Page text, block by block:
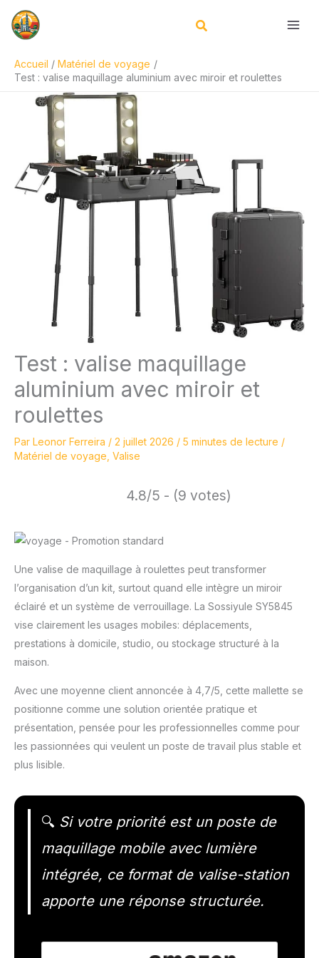
Accueil
Matériel de voyage
Test : valise maquillage aluminium avec miroir et roulettes
Test : valise maquillage
aluminium avec miroir et
roulettes
Par Leonor Ferreira / 2 juillet 2026 / 5 minutes de lecture /
Matériel de voyage Valise
4.8/5 - (9 votes)
Une valise de maquillage à roulettes peut transformer
l’organisation d’un kit, surtout quand elle intègre un miroir
éclairé et un système de verrouillage. La Sossiyule SY5845
vise clairement les usages mobiles: déplacements,
prestations à domicile, studio, ou stockage structuré à la
maison.
Avec une moyenne client annoncée à 4,7/5, cette mallette se
positionne comme une solution orientée pratique et
présentation, pensée pour les professionnelles comme pour
les passionnées qui veulent un poste de travail plus stable et
plus lisible.
🔍 Si votre priorité est un poste de
maquillage mobile avec lumière
intégrée, ce format de valise-station
apporte une réponse structurée.
Rechercher